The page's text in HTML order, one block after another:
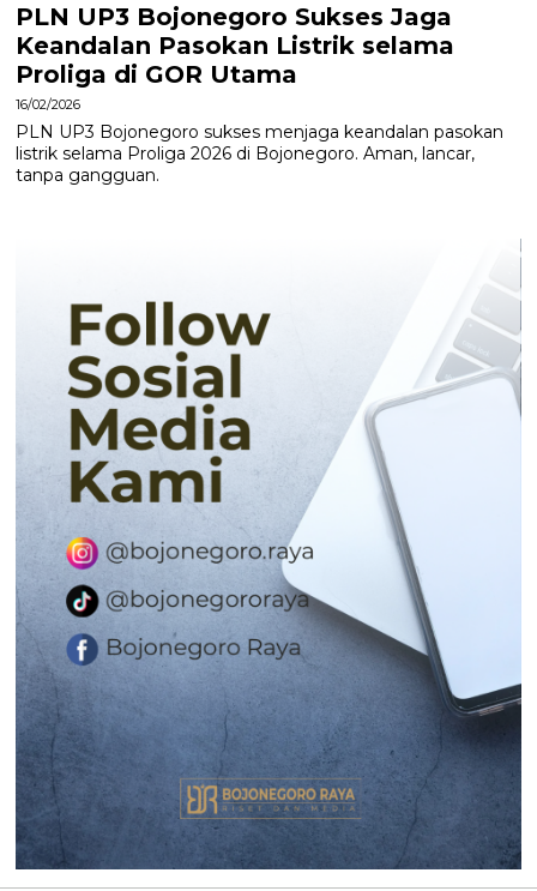
PLN UP3 Bojonegoro Sukses Jaga
Keandalan Pasokan Listrik selama
Proliga di GOR Utama
16/02/2026
PLN UP3 Bojonegoro sukses menjaga keandalan pasokan
listrik selama Proliga 2026 di Bojonegoro. Aman, lancar,
tanpa gangguan.